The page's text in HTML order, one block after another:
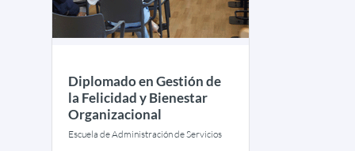
Diplomado en Gestión de
la Felicidad y Bienestar
Organizacional
Escuela de Administración de Servicios